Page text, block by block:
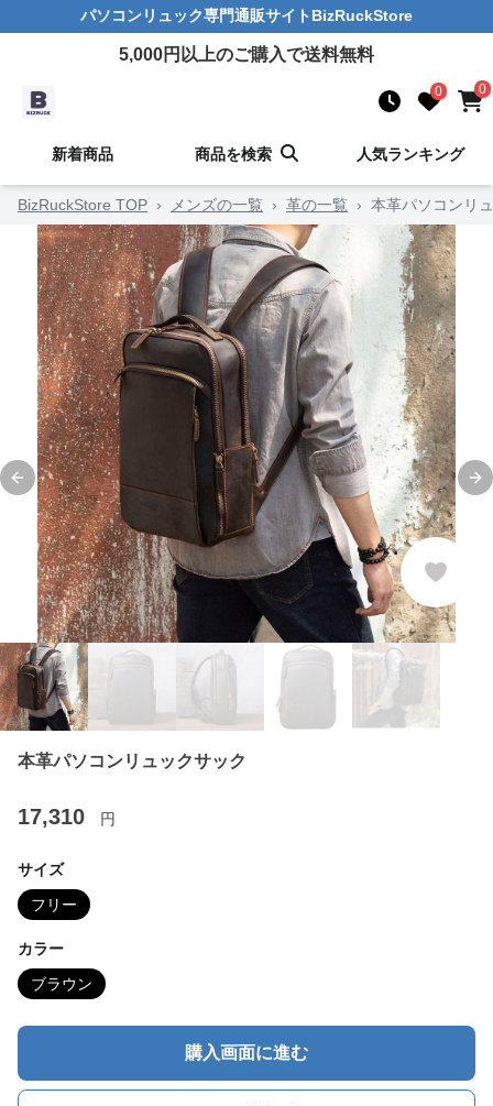
パソコンリュック専門通販サイト BizRuckStore
5,000円以上のご購入で送料無料
0 0
新着商品 商品を検索 人気ランキング
BizRuckStore TOP › メンズの一覧 › 革の一覧 › 本革パソコンリ
Previous slide
本革パソコンリュックサック
17,310 円
サイズ
フリー
カラー
ブラウン
購入画面に進む